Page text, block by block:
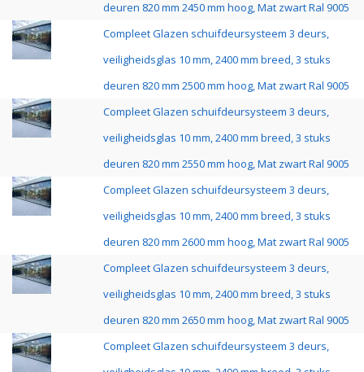
deuren 820 mm 2450 mm hoog, Mat zwart Ral 9005
Compleet Glazen schuifdeursysteem 3 deurs,
veiligheidsglas 10 mm, 2400 mm breed, 3 stuks
deuren 820 mm 2500 mm hoog, Mat zwart Ral 9005
Compleet Glazen schuifdeursysteem 3 deurs,
veiligheidsglas 10 mm, 2400 mm breed, 3 stuks
deuren 820 mm 2550 mm hoog, Mat zwart Ral 9005
Compleet Glazen schuifdeursysteem 3 deurs,
veiligheidsglas 10 mm, 2400 mm breed, 3 stuks
deuren 820 mm 2600 mm hoog, Mat zwart Ral 9005
Compleet Glazen schuifdeursysteem 3 deurs,
veiligheidsglas 10 mm, 2400 mm breed, 3 stuks
deuren 820 mm 2650 mm hoog, Mat zwart Ral 9005
Compleet Glazen schuifdeursysteem 3 deurs,